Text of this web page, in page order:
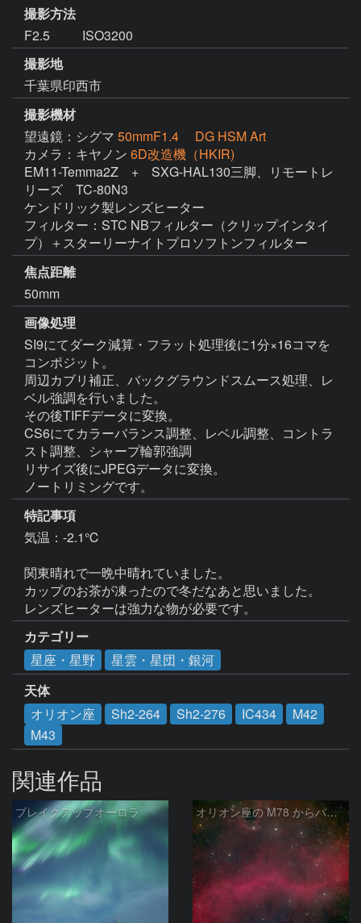
撮影方法
F2.5 ISO3200
撮影地
千葉県印西市
撮影機材
望遠鏡：シグマ 50mmF1.4 DG HSM Art
カメラ：キヤノン 6D改造機（HKIR)
EM11-Temma2Z　+　SXG-HAL130三脚、リモートレ
リーズ　TC-80N3
ケンドリック製レンズヒーター
フィルター：STC NBフィルター（クリップインタイ
プ）＋スターリーナイトプロソフトンフィルター
焦点距離
50mm
画像処理
SI9にてダーク減算・フラット処理後に1分×16コマを
コンポジット。
周辺カブリ補正、バックグラウンドスムース処理、レ
ベル強調を行いました。
その後TIFFデータに変換。
CS6にてカラーバランス調整、レベル調整、コントラ
スト調整、シャープ輪郭強調
リサイズ後にJPEGデータに変換。
ノートリミングです。
特記事項
気温：-2.1℃
関東晴れで一晩中晴れていました。
カップのお茶が凍ったので冬だなあと思いました。
レンズヒーターは強力な物が必要です。
カテゴリー
星座・星野
星雲・星団・銀河
天体
オリオン座
Sh2-264 Sh2-276 IC434
M42
M43
関連作品
ブレイクアップオーロラ オリオン座の M78 からバーナードループをまたいで LDN1622あたり